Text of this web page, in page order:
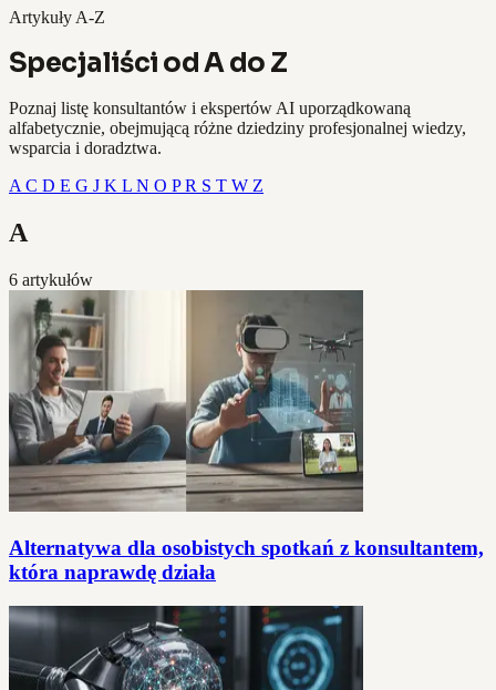
Artykuły A-Z
Specjaliści od A do Z
Poznaj listę konsultantów i ekspertów AI uporządkowaną
alfabetycznie, obejmującą różne dziedziny profesjonalnej wiedzy,
wsparcia i doradztwa.
A C D E G J K L N O PR S T W Z
A
6 artykułów
Alternatywa dla osobistych spotkań z konsultantem,
która naprawdę działa